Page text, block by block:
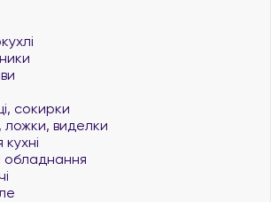
сокирки
ложки, виделки